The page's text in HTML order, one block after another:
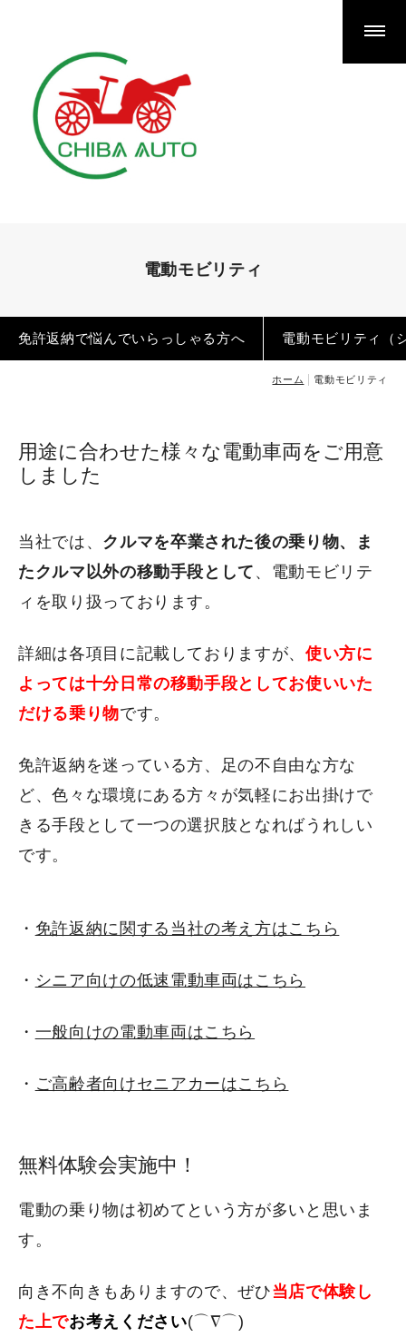
電動モビリティ
免許返納で悩んでいらっしゃる方へ 電動モビリティ（
ホーム 電動モビリティ
新車（アゲバン含む）
新車ご検討のお客様へ
アゲバン”GUARDIAN”
買取
鈑金塗装
電動モビリティ
免許返納で悩んでいらっしゃる方へ
シニアカー（免許必要なし）
よくあるご質問
お客様からの声
用途に合わせた様々な電動車両をご用意
しました
当社では、 クルマを卒業された後の乗り物、ま
たクルマ以外の移動手段として 、電動モビリテ
ィを取り扱っております。
詳細は各項目に記載しておりますが、使い方に
よっては十分日常の移動手段としてお使いいた
だける乗り物です。
免許返納を迷っている方、足の不自由な方な
ど、色々な環境にある方々が気軽にお出掛けで
きる手段として一つの選択肢となればうれしい
です。
・ 免許返納に関する当社の考え方はこちら
・ シニア向けの低速電動車両はこちら
・ 一般向けの電動車両はこちら
・ ご高齢者向けセニアカーはこちら
無料体験会実施中！
電動の乗り物は初めてという方が多いと思いま
す。
向き不向きもありますので、ぜひ当店で体験し
た上でお考えください(⌒∇⌒)